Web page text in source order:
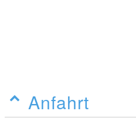
Anfahrt